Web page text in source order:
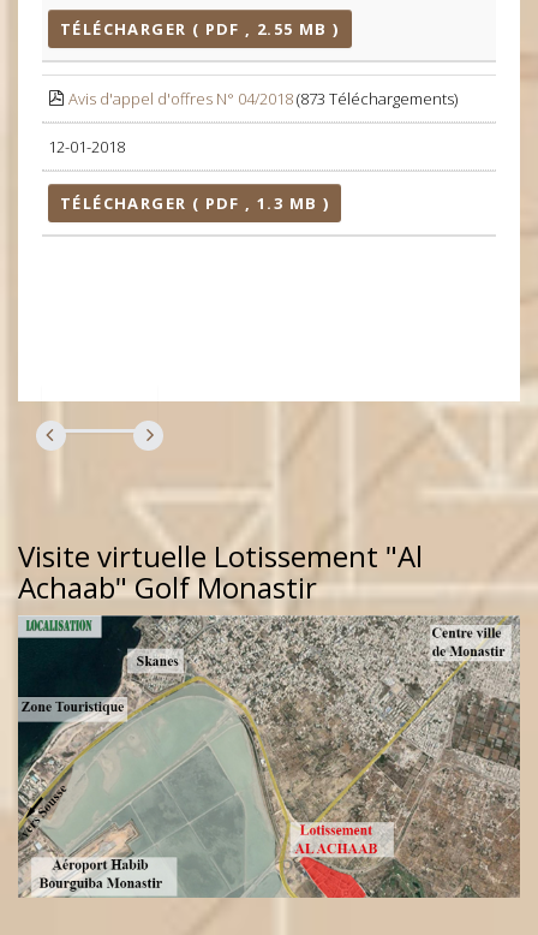
TÉLÉCHARGER ( PDF , 2.55 MB )
Avis d'appel d'offres N° 04/2018(873 Téléchargements)
12-01-2018
TÉLÉCHARGER ( PDF , 1.3 MB )
Visite virtuelle Lotissement "Al
Achaab" Golf Monastir